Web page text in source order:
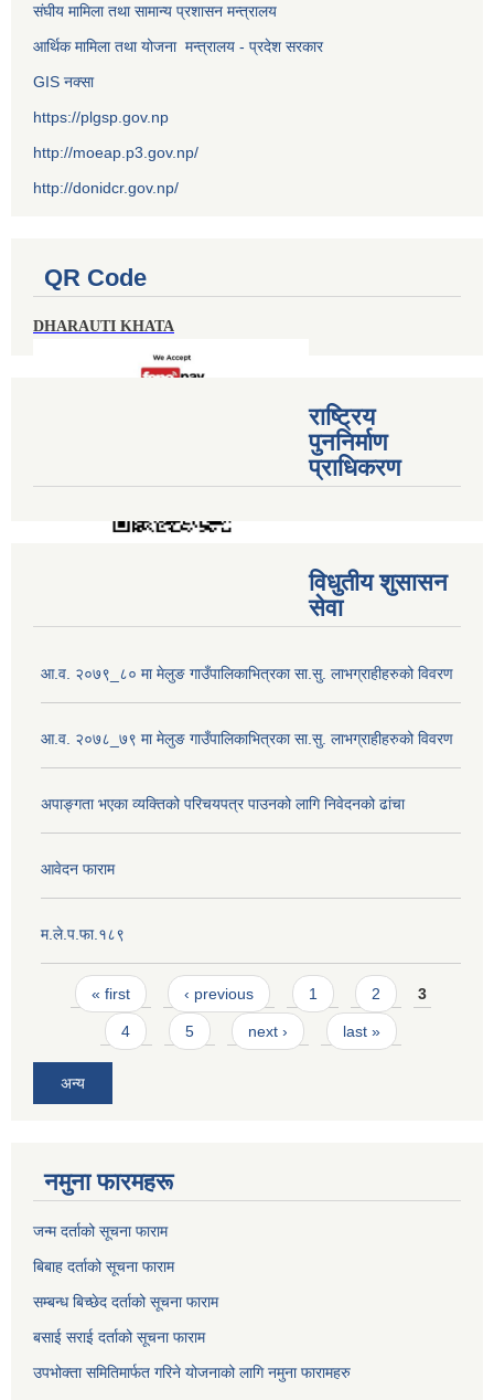
संघीय मामिला तथा सामान्य प्रशासन मन्त्रालय
आर्थिक मामिला तथा योजना मन्त्रालय - प्रदेश सरकार
GIS नक्सा
https://plgsp.gov.np
http://moeap.p3.gov.np/
http://donidcr.gov.np/
QR Code
DHARAUTI KHATA
राष्ट्रिय
पुननिर्माण
प्राधिकरण
विधुतीय शुसासन
सेवा
आ.व. २०७९_८० मा मेलुङ गाउँपालिकाभित्रका सा.सु. लाभग्राहीहरुको विवरण
आ.व. २०७८_७९ मा मेलुङ गाउँपालिकाभित्रका सा.सु. लाभग्राहीहरुको विवरण
अपाङ्गता भएका व्यक्तिको परिचयपत्र पाउनको लागि निवेदनको ढांचा
आवेदन फाराम
म.ले.प.फा.१८९
Pages
« first ‹ previous 1 2 3
4 5 next › last »
अन्य
नमुना फारमहरू
जन्म दर्ताको सूचना फाराम
बिबाह दर्ताको सूचना फाराम
सम्बन्ध बिच्छेद दर्ताको सूचना फाराम
बसाई सराई दर्ताको सूचना फाराम
उपभोक्ता समितिमार्फत गरिने योजनाको लागि नमुना फारामहरु